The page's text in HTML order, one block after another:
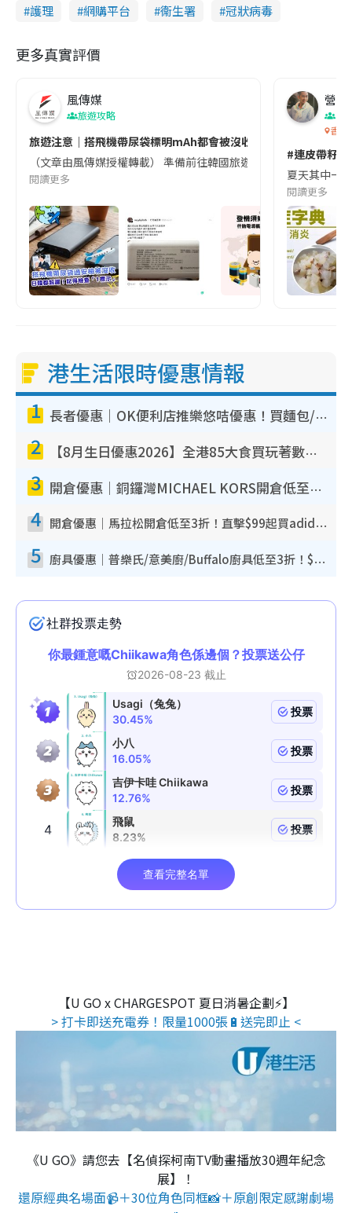
護理
網購平台 衞生署 冠狀病毒
更多真實評價
風傳媒
旅遊攻略
旅遊注意｜搭飛機帶尿袋標明mAh都會被沒收😱出發前切記檢查
（文章由風傳媒授權轉載） 準備前往韓國旅遊的民眾，近期要
閱讀更多
營養
香港
#連皮帶籽
夏天其中一
閱讀更多
港生活限時優惠情報
1 長者優惠｜OK便利店推樂悠咭優惠！買麵包/牛奶/保健品拍卡即減
2 【8月生日優惠2026】全港85大食買玩著數攻略 自助餐/火鍋放題同行免費＋誠品/DONKI送現金券
3 開倉優惠｜銅鑼灣MICHAEL KORS開倉低至17折！直擊$500起買手袋/銀包/鞋款 必買經典Jet Set系列
4 開倉優惠｜馬拉松開倉低至3折！直擊$99起買adidas／New Balance／Puma鞋款 STANLEY保溫杯劈價至$119起
5 廚具優惠｜普樂氏/意美廚/Buffalo廚具低至3折！$89起買煎鍋／炒鑊／個人鍋 同場小家電激減至$99起
【U GO x CHARGESPOT 夏日消暑企劃⚡】
> 打卡即送充電券！限量1000張🔋送完即止 <
《U GO》請您去【名偵探柯南TV動畫播放30週年紀念
展】！
還原經典名場面📹＋30位角色同框📸＋原創限定感謝劇場